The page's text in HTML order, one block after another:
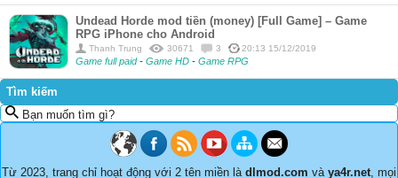
Undead Horde mod tiền (money) [Full Game] – Game
RPG iPhone cho Android
Thanh Trung 30671 3 20:13 15/12/2019
Game full paid- Game HD - Game RPG
Tìm kiếm
Bạn muốn tìm gì?
Từ 2023, trang chỉ hoạt động với 2 tên miền là dlmod.com và ya4r.net, mọi